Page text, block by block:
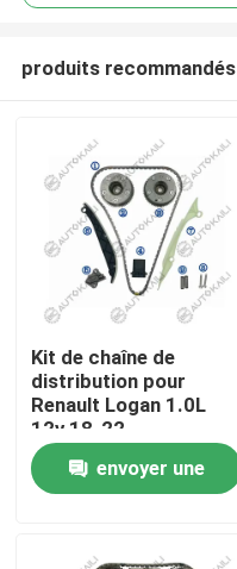
À la maison
Produits
Vidéos
produits recommandés
Kit de chaîne de
distribution pour
Renault Logan 1.0L
12v 18-22
envoyer une